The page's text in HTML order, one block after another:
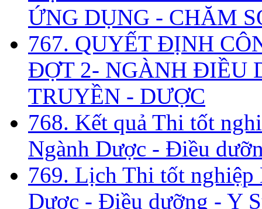
ỨNG DỤNG - CHĂM
767. QUYẾT ĐỊNH
ĐỢT 2- NGÀNH ĐIỀU
TRUYỀN - DƯỢC
768. Kết quả Thi tốt
Ngành Dược - Điều
769. Lịch Thi tốt
Dược - Điều dưỡng - Y